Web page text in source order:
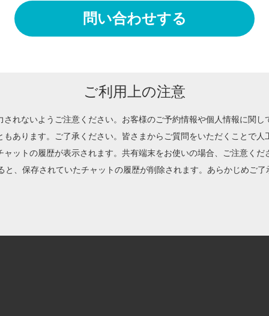
問い合わせする
ご利用上の注意
れないようご注意ください。お客様のご予約情報や個人情報に関し
あります。ご了承ください。皆さまからご質問をいただくことで人
ットの履歴が表示されます。共有端末をお使いの場合、ご注意くだ
、保存されていたチャットの履歴が削除されます。あらかじめご了